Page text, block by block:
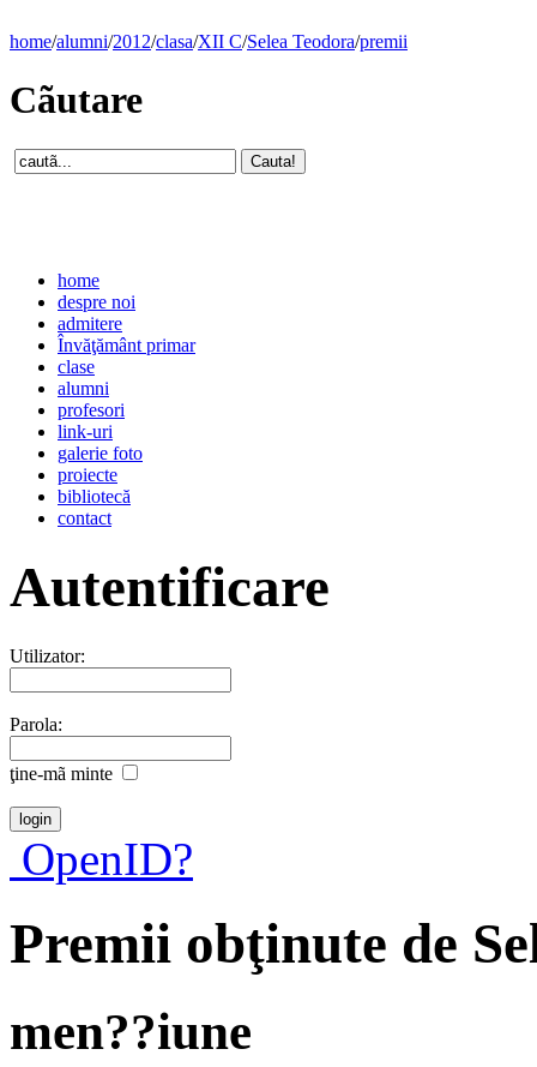
home/alumni/2012/clasa/XII C/Selea Teodora/premii
Cãutare
home
despre noi
admitere
Învăţământ primar
clase
alumni
profesori
link-uri
galerie foto
proiecte
bibliotecă
contact
Autentificare
Utilizator:
Parola:
ţine-mã minte
OpenID?
Premii obţinute de
men??iune